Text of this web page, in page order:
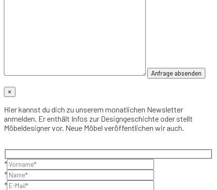
×
Hier kannst du dich zu unserem monatlichen Newsletter
anmelden. Er enthält Infos zur Designgeschichte oder stellt
Möbeldesigner vor. Neue Möbel veröffentlichen wir auch.
*
*
*